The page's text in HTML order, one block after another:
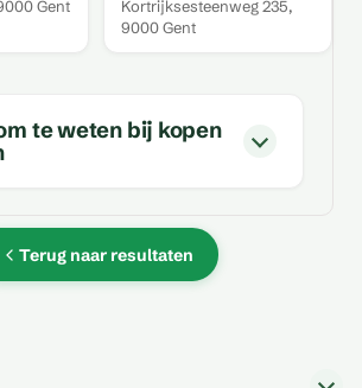
Gent
Kortrijksesteenweg 235,
9000 Gent
te weten bij kopen
Terug naar resultaten